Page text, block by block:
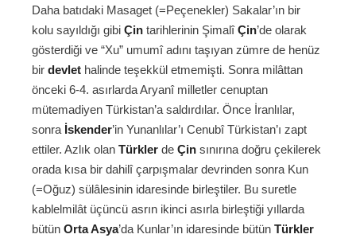
Daha batıdaki Masaget (=Peçenekler) Sakalar’ın bir
kolu sayıldığı gibi Çin tarihlerinin ŞimalîÇin’de olarak
gösterdiği ve “Xu” umumî adını taşıyan zümre de henüz
bir devlet halinde teşekkül etmemişti. Sonra milâttan
önceki 6-4. asırlarda Aryanî milletler cenuptan
mütemadiyen Türkistan’a saldırdılar. Önce İranlılar,
sonra İskender’in Yunanlılar’ı Cenubî Türkistan’ı zapt
ettiler. Azlık olan Türkler de Çin sınırına doğru çekilerek
orada kısa bir dahilî çarpışmalar devrinden sonra Kun
(=Oğuz) sülâlesinin idaresinde birleştiler. Bu suretle
kablelmilât üçüncü asrın ikinci asırla birleştiği yıllarda
bütün Orta Asya’da Kunlar’ın idaresinde bütün Türkler